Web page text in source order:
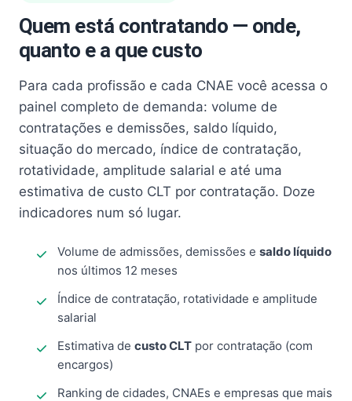
Quem está contratando — onde,
quanto e a que custo
Para cada profissão e cada CNAE você acessa o
painel completo de demanda: volume de
contratações e demissões, saldo líquido,
situação do mercado, índice de contratação,
rotatividade, amplitude salarial e até uma
estimativa de custo CLT por contratação. Doze
indicadores num só lugar.
Volume de admissões, demissões e saldo líquido
nos últimos 12 meses
Índice de contratação, rotatividade e amplitude
salarial
Estimativa de custo CLT por contratação (com
encargos)
Ranking de cidades, CNAEs e empresas que mais